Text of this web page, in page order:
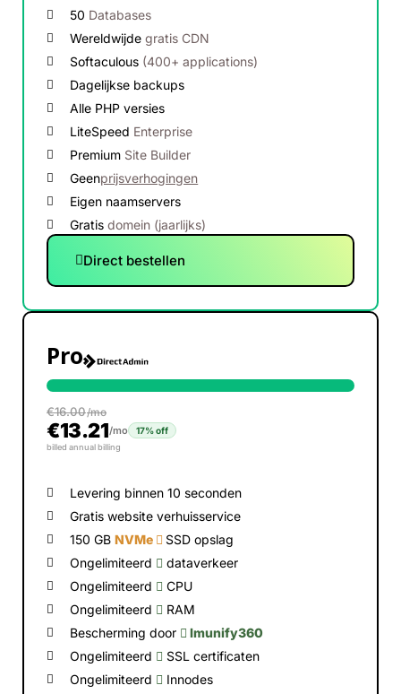
50 Databases
Wereldwijdegratis CDN
Softaculous (400+ applications)
Dagelijkse backups
Alle PHP versies
LiteSpeed Enterprise
Premium Site Builder
Geenprijsverhogingen
Eigen naamservers
Gratisdomein (jaarlijks)
Direct bestellen
Pro
€16.00/mo
€13.21/mo 17% off
billed annual billing
Levering binnen 10 seconden
Gratis website verhuisservice
150 GBNVMe
SSD opslag
Ongelimiteerd
dataverkeer
Ongelimiteerd
CPU
Ongelimiteerd
RAM
Bescherming door
Imunify360
Ongelimiteerd
SSL certificaten
Ongelimiteerd
Innodes